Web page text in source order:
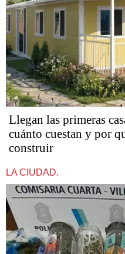
Llegan las primeras
cuánto cuestan y por
construir
LA CIUDAD.